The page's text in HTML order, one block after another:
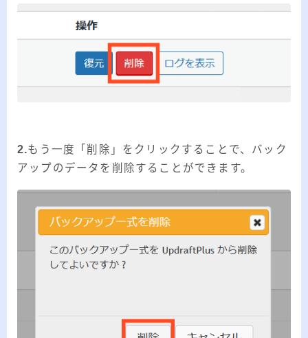
2.もう一度「削除」をクリックすることで、バック
アップのデータを削除することができます。